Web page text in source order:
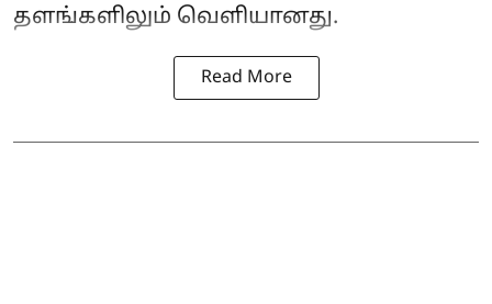
தளங்களிலும் வெளியானது.
Read More